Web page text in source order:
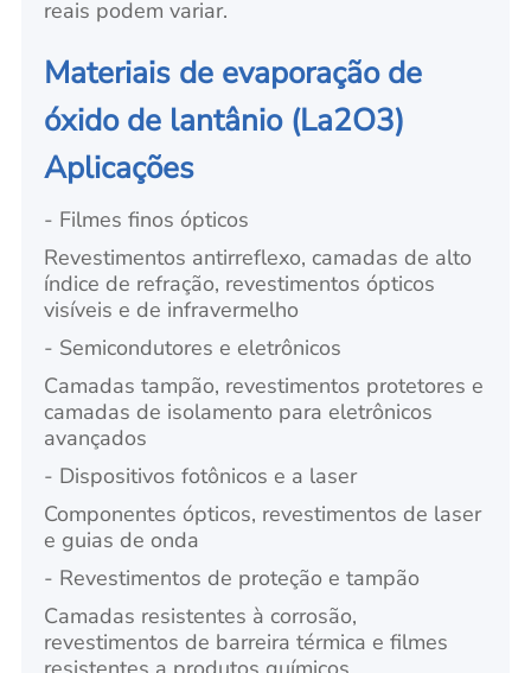
reais podem variar.
Materiais de evaporação de
óxido de lantânio (La2O3)
Aplicações
- Filmes finos ópticos
Revestimentos antirreflexo, camadas de alto
índice de refração, revestimentos ópticos
visíveis e de infravermelho
- Semicondutores e eletrônicos
Camadas tampão, revestimentos protetores e
camadas de isolamento para eletrônicos
avançados
- Dispositivos fotônicos e a laser
Componentes ópticos, revestimentos de laser
e guias de onda
- Revestimentos de proteção e tampão
Camadas resistentes à corrosão,
revestimentos de barreira térmica e filmes